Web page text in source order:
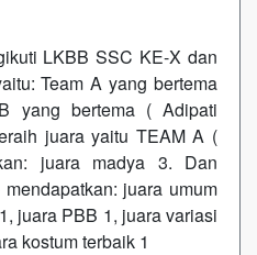
LKBB SSC KE-X dan
Team A yang bertema
yang bertema ( Adipati
juara yaitu TEAM A (
juara madya 3. Dan
juara umum
juara PBB 1, juara variasi
kostum terbaik 1